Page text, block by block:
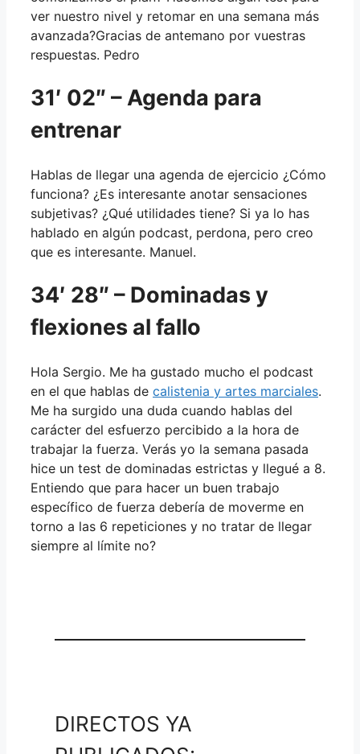
ver nuestro nivel y retomar en una semana más
avanzada?Gracias de antemano por vuestras
respuestas. Pedro
31′ 02″ – Agenda para
entrenar
Hablas de llegar una agenda de ejercicio ¿Cómo
funciona? ¿Es interesante anotar sensaciones
subjetivas? ¿Qué utilidades tiene? Si ya lo has
hablado en algún podcast, perdona, pero creo
que es interesante. Manuel.
34′ 28″ – Dominadas y
flexiones al fallo
Hola Sergio. Me ha gustado mucho el podcast
en el que hablas de calistenia y artes marciales.
Me ha surgido una duda cuando hablas del
carácter del esfuerzo percibido a la hora de
trabajar la fuerza. Verás yo la semana pasada
hice un test de dominadas estrictas y llegué a 8.
Entiendo que para hacer un buen trabajo
específico de fuerza debería de moverme en
torno a las 6 repeticiones y no tratar de llegar
siempre al límite no?
DIRECTOS YA